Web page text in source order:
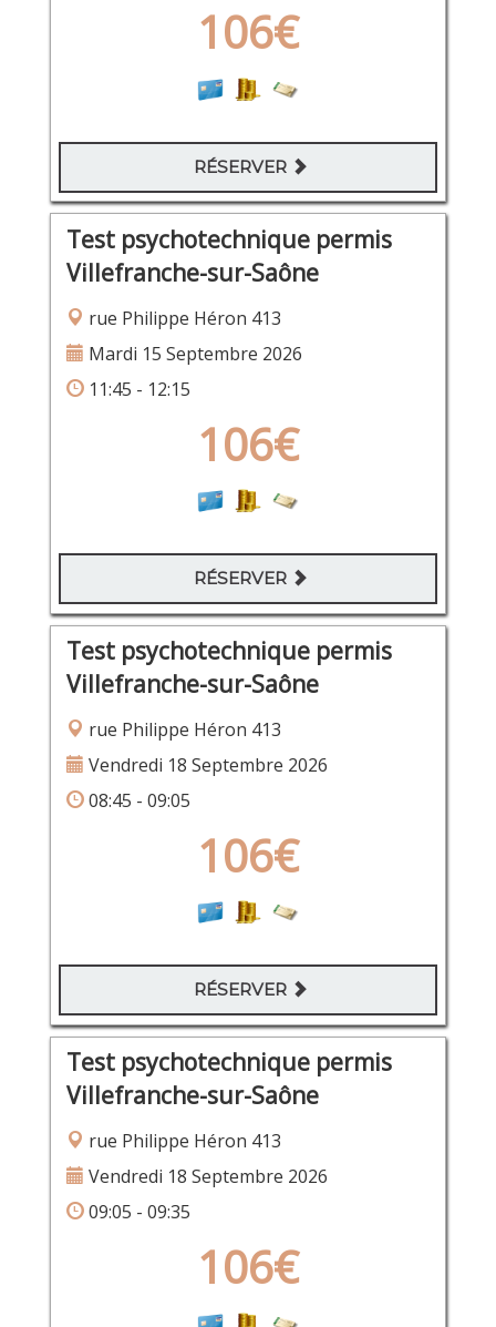
106€
RÉSERVER
Test psychotechnique permis
Villefranche-sur-Saône
rue Philippe Héron 413
Mardi 15 Septembre 2026
11:45 - 12:15
106€
RÉSERVER
Test psychotechnique permis
Villefranche-sur-Saône
rue Philippe Héron 413
Vendredi 18 Septembre 2026
08:45 - 09:05
106€
RÉSERVER
Test psychotechnique permis
Villefranche-sur-Saône
rue Philippe Héron 413
Vendredi 18 Septembre 2026
09:05 - 09:35
106€